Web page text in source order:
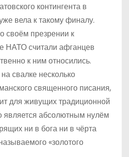
контингента в
вела к такому финалу.
своём презрении к
НАТО считали афганцев
к ним относились.
свалке несколько
священного писания,
для живущих традиционной
является абсолютным нулём
ни в бога ни в чёрта
«золотого